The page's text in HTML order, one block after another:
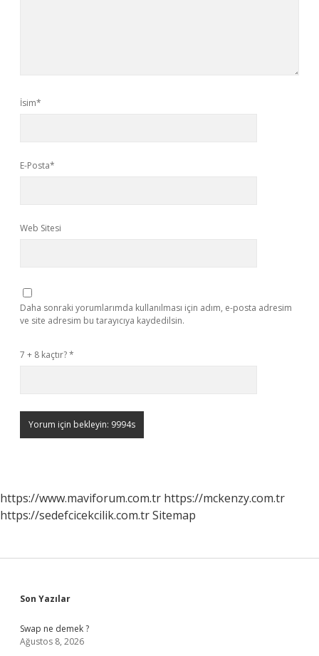
İsim*
E-Posta*
Web Sitesi
Daha sonraki yorumlarımda kullanılması için adım, e-posta adresim
ve site adresim bu tarayıcıya kaydedilsin.
7 + 8 kaçtır?*
https://www.maviforum.com.tr https://mckenzy.com.tr
https://sedefcicekcilik.com.trSitemap
Sidebar
Son Yazılar
Swap ne demek ?
Ağustos 8, 2026